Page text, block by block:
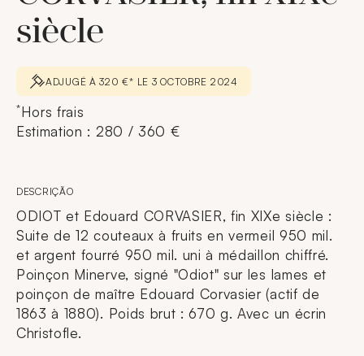
siècle
ADJUGÉ À 320 €* LE 3 OCTOBRE 2024
*Hors frais
Estimation : 280 / 360 €
DESCRIÇÃO
ODIOT et Edouard CORVASIER, fin XIXe siècle :
Suite de 12 couteaux à fruits en vermeil 950 mil.
et argent fourré 950 mil. uni à médaillon chiffré.
Poinçon Minerve, signé "Odiot" sur les lames et
poinçon de maître Edouard Corvasier (actif de
1863 à 1880). Poids brut : 670 g. Avec un écrin
Christofle.